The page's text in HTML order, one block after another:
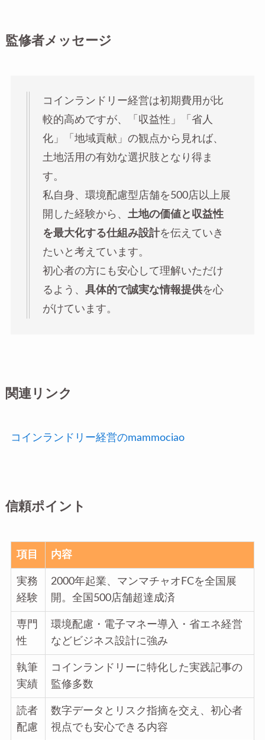
監修者メッセージ
コインランドリー経営は初期費用が比
較的高めですが、「収益性」「省人
化」「地域貢献」の観点から見れば、
土地活用の有効な選択肢となり得ま
す。
私自身、環境配慮型店舗を500店以上展
開した経験から、
土地の価値と収益性
を最大化する仕組み設計を伝えていき
たいと考えています。
初心者の方にも安心して理解いただけ
るよう、 具体的で誠実な情報提供を心
がけています。
関連リンク
コインランドリー経営のmammociao
信頼ポイント
項目 内容
実務
経験
2000年起業、マンマチャオFCを全国展
開。全国500店舗超達成済
専門
性
環境配慮・電子マネー導入・省エネ経営
などビジネス設計に強み
執筆
実績
コインランドリーに特化した実践記事の
監修多数
読者
配慮
数字データとリスク指摘を交え、初心者
視点でも安心できる内容